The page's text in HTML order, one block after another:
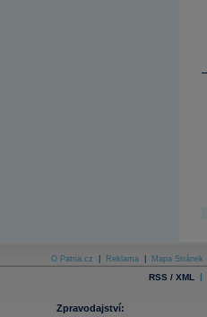
O Patria.cz Reklama Mapa Stránek
RSS / XML |
Zpravodajství: